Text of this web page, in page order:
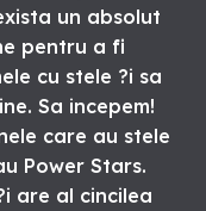
un absolut
pentru a fi
cu stele ?i sa
Sa incepem!
care au stele
Power Stars.
are al cincilea